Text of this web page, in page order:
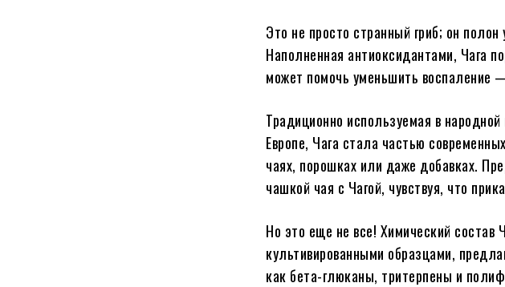
Это не просто странный гриб; он
Наполненная антиоксидантами, Чага
может помочь уменьшить воспаление
Традиционно используемая в
Европе, Чага стала частью
чаях, порошках или даже добавках.
чашкой чая с Чагой, чувствуя, что
Но это еще не все! Химический состав
культивированными образцами,
как бета-глюканы, тритерпены и